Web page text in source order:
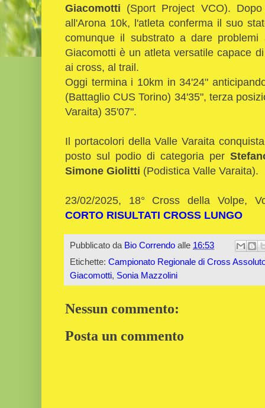
Giacomotti (Sport Project VCO).
all'Arona 10k, l'atleta conferma il suo
comunque il substrato a dare
Giacomotti è un atleta versatile capace
ai cross, al trail.
Oggi termina i 10km in 34'24"
(Battaglio CUS Torino) 34'35", terza
Varaita) 35'07".
Il portacolori della Valle Varaita
posto sul podio di categoria per
Simone Giolitti (Podistica Valle Varaita).
23/02/2025, 18° Cross della Volpe,
CORTO RISULTATI CROSS LUNGO
Pubblicato da Bio Correndo alle 16:53
Etichette: Campionato Regionale di Cross
Giacomotti, Sonia Mazzolini
Nessun commento:
Posta un commento